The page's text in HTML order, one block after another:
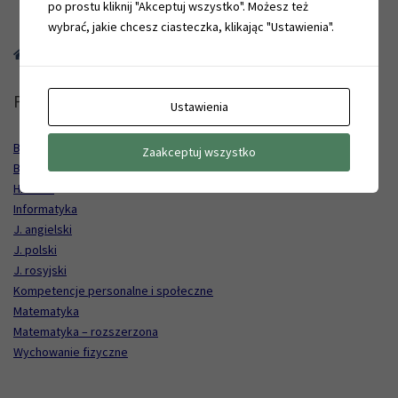
Przedmioty ogólnokształcące – klasa II
Biologia
Biznes i zarządzanie
Historia
Informatyka
J. angielski
J. polski
J. rosyjski
Kompetencje personalne i społeczne
Matematyka
Matematyka – rozszerzona
Wychowanie fizyczne
po prostu kliknij "Akceptuj wszystko". Możesz też
wybrać, jakie chcesz ciasteczka, klikając "Ustawienia".
Ustawienia
Zaakceptuj wszystko